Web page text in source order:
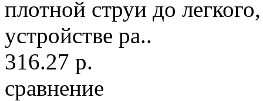
плотной струи до
устройстве ра..
316.27 р.
сравнение